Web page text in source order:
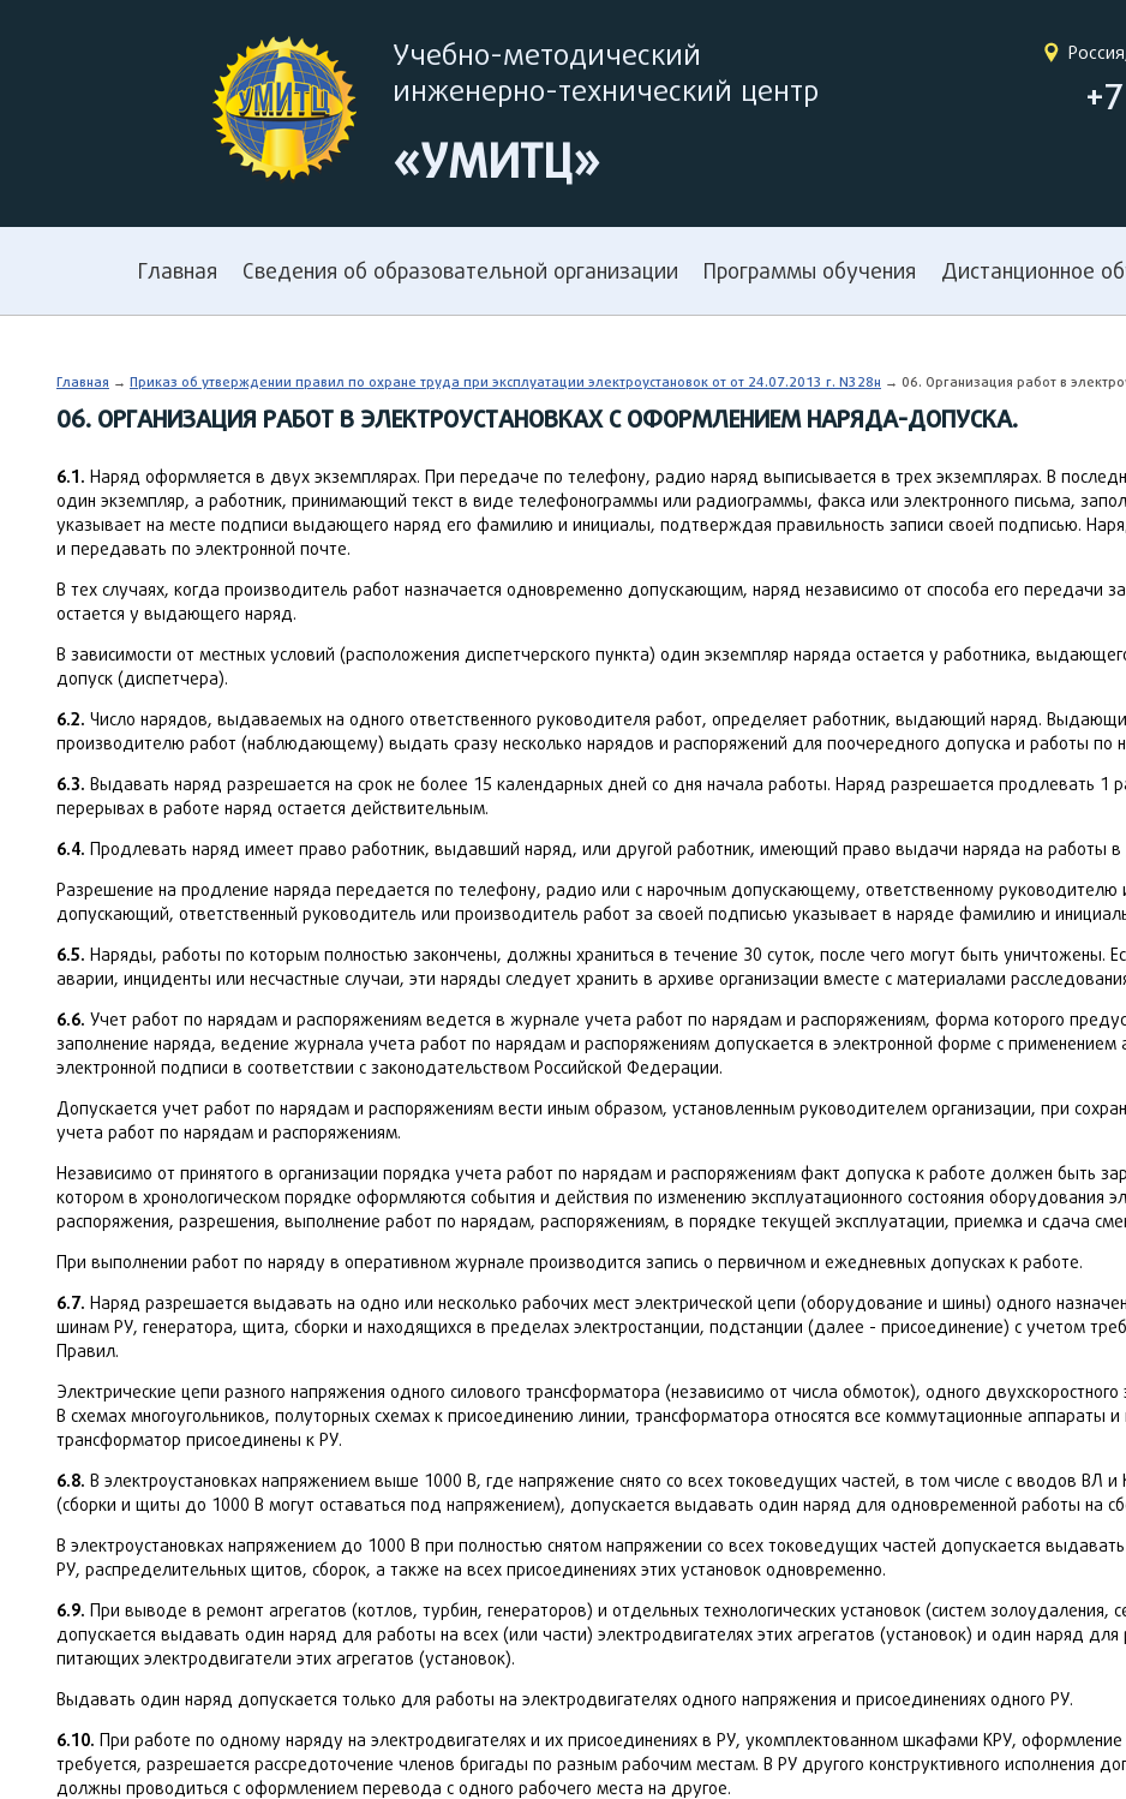
Учебно-методический
инженерно-технический центр
«УМИТЦ»
Главная Сведения об образовательной организации Программы обучения Дистанционное
Главная → Приказ об утверждении правил по охране труда при эксплуатации электроустановок от от 24.07.2013 г. N328н → 06. Организация работ в
06. ОРГАНИЗАЦИЯ РАБОТ В ЭЛЕКТРОУСТАНОВКАХ С ОФОРМЛЕНИЕМ НАРЯДА-ДОПУСКА.
6.1. Наряд оформляется в двух экземплярах. При передаче по телефону, радио наряд выписывается в трех экземплярах. В
один экземпляр, а работник, принимающий текст в виде телефонограммы или радиограммы, факса или электронного письма,
указывает на месте подписи выдающего наряд его фамилию и инициалы, подтверждая правильность записи своей подписью.
и передавать по электронной почте.
В тех случаях, когда производитель работ назначается одновременно допускающим, наряд независимо от способа его передачи
остается у выдающего наряд.
В зависимости от местных условий (расположения диспетчерского пункта) один экземпляр наряда остается у работника,
допуск (диспетчера).
6.2. Число нарядов, выдаваемых на одного ответственного руководителя работ, определяет работник, выдающий наряд.
производителю работ (наблюдающему) выдать сразу несколько нарядов и распоряжений для поочередного допуска и работы по
6.3. Выдавать наряд разрешается на срок не более 15 календарных дней со дня начала работы. Наряд разрешается продлевать 1
перерывах в работе наряд остается действительным.
6.4. Продлевать наряд имеет право работник, выдавший наряд, или другой работник, имеющий право выдачи наряда на работы в
Разрешение на продление наряда передается по телефону, радио или с нарочным допускающему, ответственному руководителю
допускающий, ответственный руководитель или производитель работ за своей подписью указывает в наряде фамилию и
6.5. Наряды, работы по которым полностью закончены, должны храниться в течение 30 суток, после чего могут быть уничтожены.
аварии, инциденты или несчастные случаи, эти наряды следует хранить в архиве организации вместе с материалами
6.6. Учет работ по нарядам и распоряжениям ведется в журнале учета работ по нарядам и распоряжениям, форма которого
заполнение наряда, ведение журнала учета работ по нарядам и распоряжениям допускается в электронной форме с применением
электронной подписи в соответствии с законодательством Российской Федерации.
Допускается учет работ по нарядам и распоряжениям вести иным образом, установленным руководителем организации, при
учета работ по нарядам и распоряжениям.
Независимо от принятого в организации порядка учета работ по нарядам и распоряжениям факт допуска к работе должен быть
котором в хронологическом порядке оформляются события и действия по изменению эксплуатационного состояния оборудования
распоряжения, разрешения, выполнение работ по нарядам, распоряжениям, в порядке текущей эксплуатации, приемка и сдача
При выполнении работ по наряду в оперативном журнале производится запись о первичном и ежедневных допусках к работе.
6.7. Наряд разрешается выдавать на одно или несколько рабочих мест электрической цепи (оборудование и шины) одного
шинам РУ, генератора, щита, сборки и находящихся в пределах электростанции, подстанции (далее - присоединение) с учетом
Правил.
Электрические цепи разного напряжения одного силового трансформатора (независимо от числа обмоток), одного
В схемах многоугольников, полуторных схемах к присоединению линии, трансформатора относятся все коммутационные аппараты
трансформатор присоединены к РУ.
6.8. В электроустановках напряжением выше 1000 В, где напряжение снято со всех токоведущих частей, в том числе с вводов ВЛ и
(сборки и щиты до 1000 В могут оставаться под напряжением), допускается выдавать один наряд для одновременной работы на
В электроустановках напряжением до 1000 В при полностью снятом напряжении со всех токоведущих частей допускается
РУ, распределительных щитов, сборок, а также на всех присоединениях этих установок одновременно.
6.9. При выводе в ремонт агрегатов (котлов, турбин, генераторов) и отдельных технологических установок (систем золоудаления,
допускается выдавать один наряд для работы на всех (или части) электродвигателях этих агрегатов (установок) и один наряд
питающих электродвигатели этих агрегатов (установок).
Выдавать один наряд допускается только для работы на электродвигателях одного напряжения и присоединениях одного РУ.
6.10. При работе по одному наряду на электродвигателях и их присоединениях в РУ, укомплектованном шкафами КРУ,
требуется, разрешается рассредоточение членов бригады по разным рабочим местам. В РУ другого конструктивного исполнения
должны проводиться с оформлением перевода с одного рабочего места на другое.